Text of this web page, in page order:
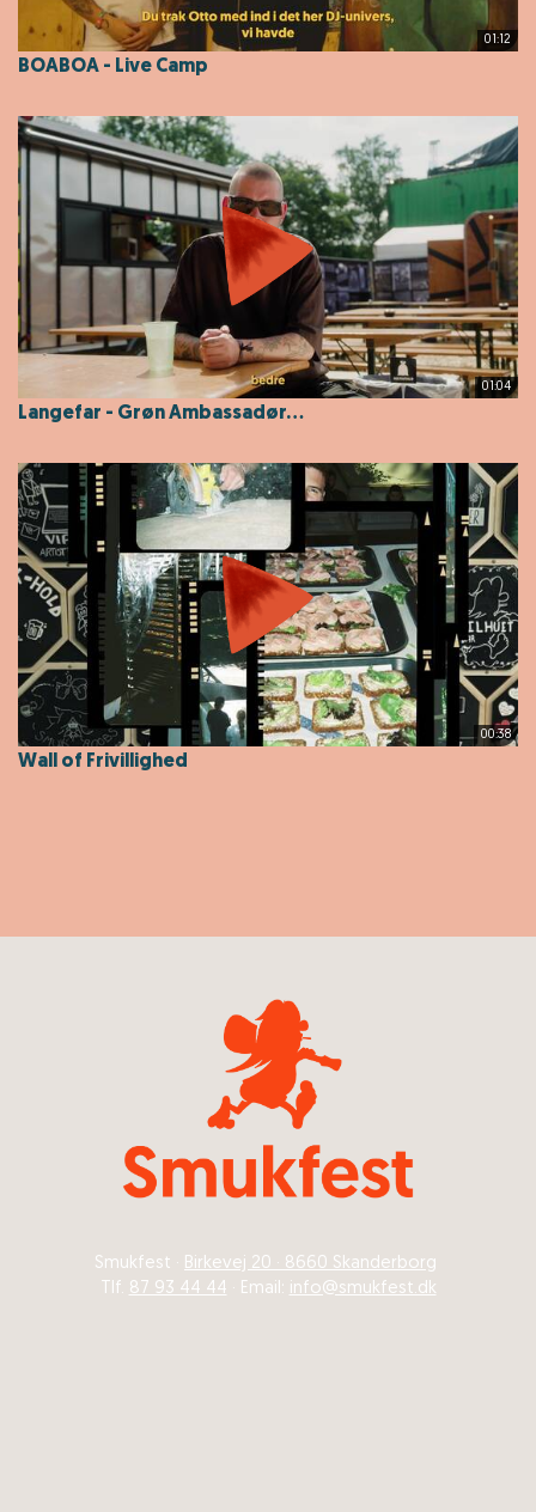
01:12
BOABOA - Live Camp
01:04
Langefar - Grøn Ambassadør...
00:38
Wall of Frivillighed
Smukfest · Birkevej 20 · 8660 Skanderborg
Tlf. 87 93 44 44 · Email: info@smukfest.dk